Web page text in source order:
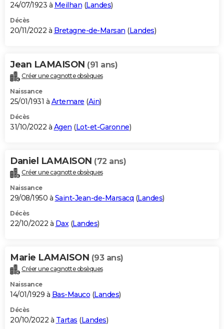
24/07/1923 à Meilhan (Landes)
Décès
20/11/2022 à Bretagne-de-Marsan (Landes)
Jean LAMAISON (91 ans)
Créer une cagnotte obsèques
Naissance
25/01/1931 à Artemare (Ain)
Décès
31/10/2022 à Agen (Lot-et-Garonne)
Daniel LAMAISON (72 ans)
Créer une cagnotte obsèques
Naissance
29/08/1950 à Saint-Jean-de-Marsacq (Landes)
Décès
22/10/2022 à Dax(Landes)
Marie LAMAISON (93 ans)
Créer une cagnotte obsèques
Naissance
14/01/1929 à Bas-Mauco (Landes)
Décès
20/10/2022 à Tartas (Landes)